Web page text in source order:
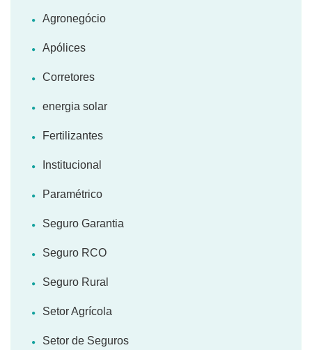
Agronegócio
Apólices
Corretores
energia solar
Fertilizantes
Institucional
Paramétrico
Seguro Garantia
Seguro RCO
Seguro Rural
Setor Agrícola
Setor de Seguros